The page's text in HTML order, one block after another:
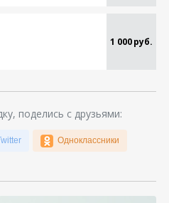
1 000 руб.
поделись с друзьями:
Одноклассники